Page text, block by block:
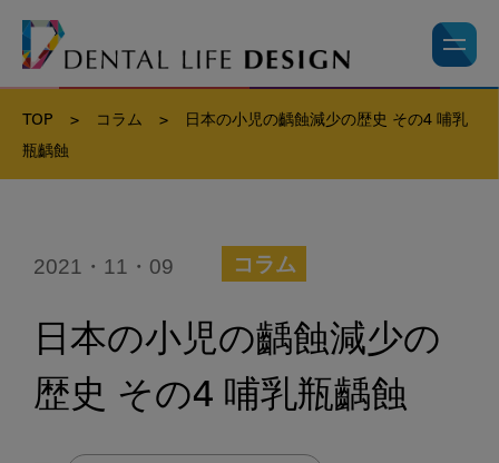
TOP > コラム >
日本の小児の齲蝕減少の歴史 その4 哺乳
瓶齲蝕
2021・11・09 コラム
日本の小児の齲蝕減少の
歴史 その4 哺乳瓶齲蝕